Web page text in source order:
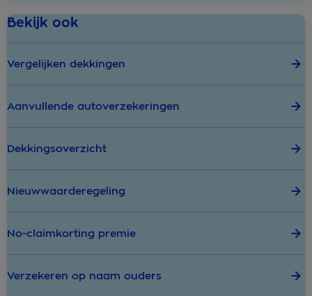
Bekijk ook
Vergelijken dekkingen
Aanvullende autoverzekeringen
Dekkingsoverzicht
Nieuwwaarderegeling
No-claimkorting premie
Verzekeren op naam ouders